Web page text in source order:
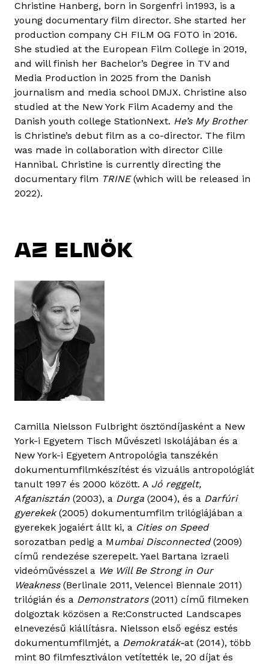
Christine Hanberg, born in Sorgenfri in1993, is a
young documentary film director. She started her
production company CH FILM OG FOTO in 2016.
She studied at the European Film College in 2019,
and will finish her Bachelor’s Degree in TV and
Media Production in 2025 from the Danish
journalism and media school DMJX. Christine also
studied at the New York Film Academy and the
Danish youth college StationNext. He’s My Brother
is Christine’s debut film as a co-director. The film
was made in collaboration with director Cille
Hannibal. Christine is currently directing the
documentary film TRINE(which will be released in
2022).
AZ ELNÖK
Camilla Nielsson Fulbright ösztöndíjasként a New
York-i Egyetem Tisch Művészeti Iskolájában és a
New York-i Egyetem Antropológia tanszékén
dokumentumfilmkészítést és vizuális antropológiát
tanult 1997 és 2000 között. A Jó reggelt,
Afganisztán (2003), a Durga (2004), és a Darfúri
gyerekek(2005) dokumentumfilm trilógiájában a
gyerekek jogaiért állt ki, a Cities on Speed
sorozatban pedig a M umbai Disconnected(2009)
című rendezése szerepelt. Yael Bartana izraeli
videóművésszel a We Will Be Strong in Our
Weakness(Berlinale 2011, Velencei Biennale 2011)
trilógián és a Demonstrators(2011) című filmeken
dolgoztak közösen a Re:Constructed Landscapes
elnevezésű kiállításra. Nielsson első egész estés
dokumentumfilmjét, a Demokraták-at (2014), több
mint 80 filmfesztiválon vetítették le, 20 díjat és